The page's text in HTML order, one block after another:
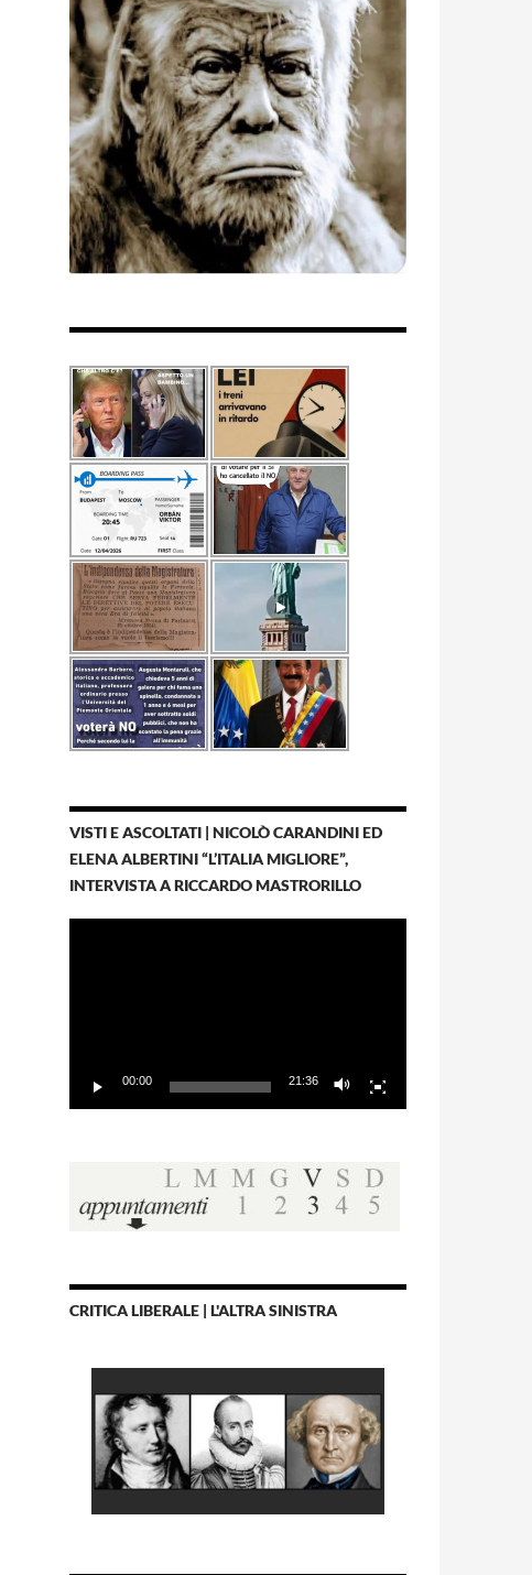
VISTI E ASCOLTATI | NICOLÒ CARANDINI ED
ELENA ALBERTINI “L’ITALIA MIGLIORE”,
INTERVISTA A RICCARDO MASTRORILLO
00:00 21:36
CRITICA LIBERALE | L'ALTRA SINISTRA